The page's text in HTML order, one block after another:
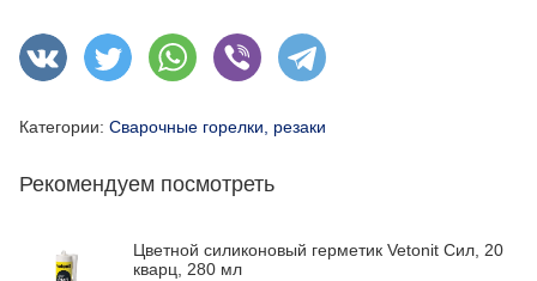
Категории: Сварочные горелки, резаки
Рекомендуем посмотреть
Цветной силиконовый герметик Vetonit Сил, 20
кварц, 280 мл